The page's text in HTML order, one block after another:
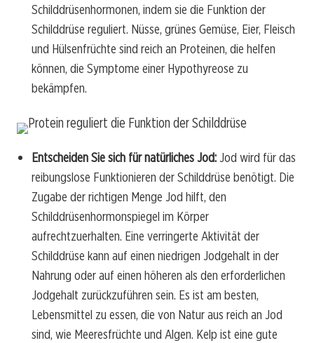
Schilddrüsenhormonen, indem sie die Funktion der
Schilddrüse reguliert. Nüsse, grünes Gemüse, Eier, Fleisch
und Hülsenfrüchte sind reich an Proteinen, die helfen
können, die Symptome einer Hypothyreose zu
bekämpfen.
Entscheiden Sie sich für natürliches Jod:Jod wird für das
reibungslose Funktionieren der Schilddrüse benötigt. Die
Zugabe der richtigen Menge Jod hilft, den
Schilddrüsenhormonspiegel im Körper
aufrechtzuerhalten. Eine verringerte Aktivität der
Schilddrüse kann auf einen niedrigen Jodgehalt in der
Nahrung oder auf einen höheren als den erforderlichen
Jodgehalt zurückzuführen sein. Es ist am besten,
Lebensmittel zu essen, die von Natur aus reich an Jod
sind, wie Meeresfrüchte und Algen. Kelp ist eine gute